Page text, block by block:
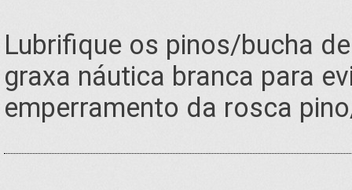
Lubrifique os pinos/bucha
graxa náutica branca para
emperramento da rosca